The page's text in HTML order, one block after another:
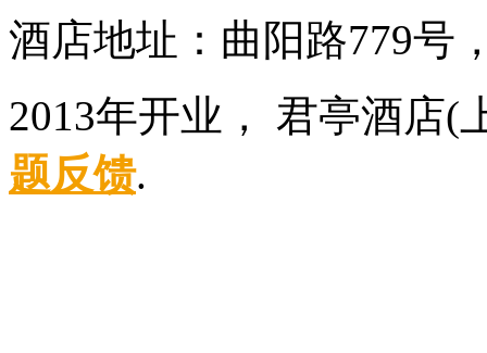
酒店地址：曲阳路779号
2013年开业， 君亭酒
题反馈.